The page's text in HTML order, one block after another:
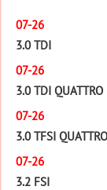
07-26
3.0 TDI
07-26
3.0 TDI QUATTRO
07-26
3.0 TFSI QUATTRO
07-26
3.2 FSI